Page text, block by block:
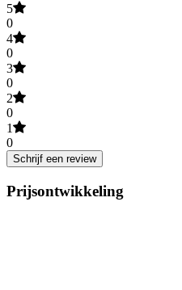
5
0
4
0
3
0
2
0
1
0
Schrijf een review
Prijsontwikkeling